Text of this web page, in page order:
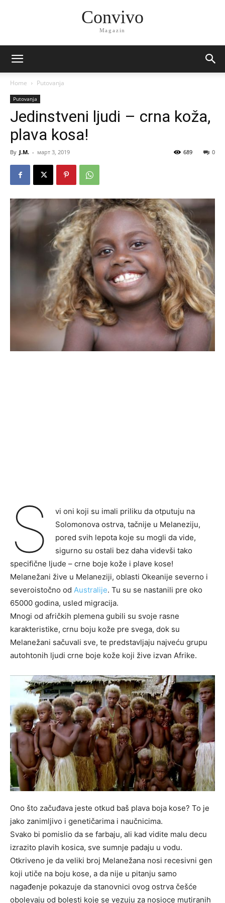
Convivo
Magazin
Home Putovanja
Putovanja
Jedinstveni ljudi – crna koža,
plava kosa!
By J.M. - март 3, 2019 0
689
S
vi oni koji su imali priliku da otputuju na
Solomonova ostrva, tačnije u Melaneziju,
pored svih lepota koje su mogli da vide,
sigurno su ostali bez daha videvši tako
specifične ljude – crne boje kože i plave kose!
Melanežani žive u Melaneziji, oblasti Okeanije severno i
severoistočno od Australije. Tu su se nastanili pre oko
65000 godina, usled migracija.
Mnogi od afričkih plemena gubili su svoje rasne
karakteristike, crnu boju kože pre svega, dok su
Melanežani sačuvali sve, te predstavljaju najveću grupu
autohtonih ljudi crne boje kože koji žive izvan Afrike.
Ono što začuđava jeste otkud baš plava boja kose? To je
jako zanimljivo i genetičarima i naučnicima.
Svako bi pomislio da se farbaju, ali kad vidite malu decu
izrazito plavih kosica, sve sumnje padaju u vodu.
Otkriveno je da veliki broj Melanežana nosi recesivni gen
koji utiče na boju kose, a da nije u pitanju samo
nagađenje pokazuje da stanovnici ovog ostrva češće
obolevaju od bolesti koje se vezuju za nosioce mutiranih